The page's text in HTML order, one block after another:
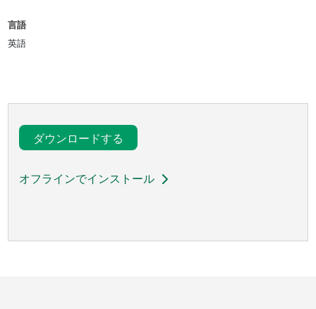
言語
英語
ダウンロードする
オフラインでインストール